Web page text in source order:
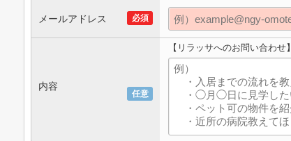
必須
メールアドレス
任意
内容
【リラッサへのお問い合わせ】